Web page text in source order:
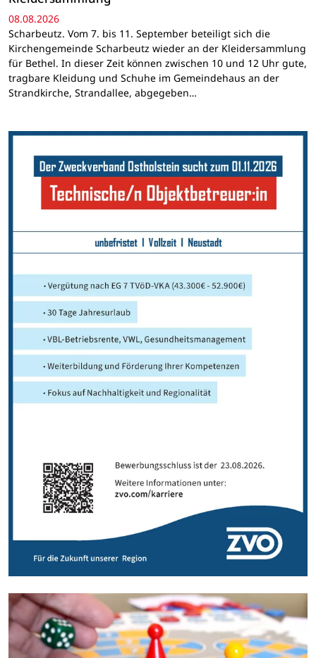
08.08.2026
Scharbeutz. Vom 7. bis 11. September beteiligt sich die
Kirchengemeinde Scharbeutz wieder an der Kleidersammlung
für Bethel. In dieser Zeit können zwischen 10 und 12 Uhr gute,
tragbare Kleidung und Schuhe im Gemeindehaus an der
Strandkirche, Strandallee, abgegeben…